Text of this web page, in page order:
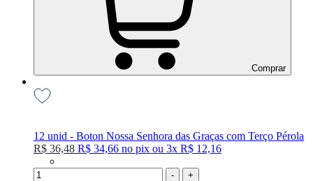
Comprar
12 unid - Boton Nossa Senhora das Graças com Terço Pérola
R$ 36,48 R$ 34,66 no pix ou 3x R$ 12,16
- +